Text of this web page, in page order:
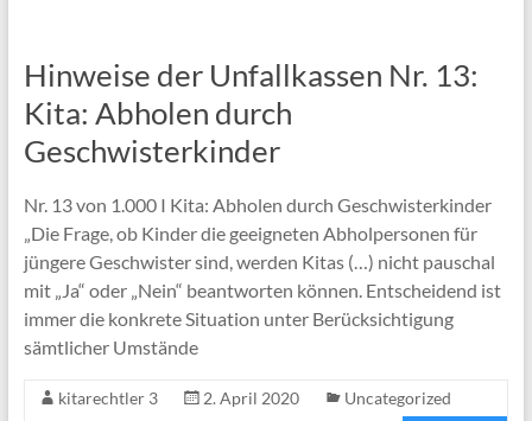
Hinweise der Unfallkassen Nr. 13:
Kita: Abholen durch
Geschwisterkinder
Nr. 13 von 1.000 I Kita: Abholen durch Geschwisterkinder
„Die Frage, ob Kinder die geeigneten Abholpersonen für
jüngere Geschwister sind, werden Kitas (…) nicht pauschal
mit „Ja“ oder „Nein“ beantworten können. Entscheidend ist
immer die konkrete Situation unter Berücksichtigung
sämtlicher Umstände
kitarechtler 3 2. April 2020
Uncategorized